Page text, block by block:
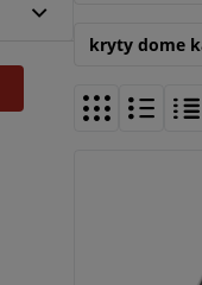
kryty dome